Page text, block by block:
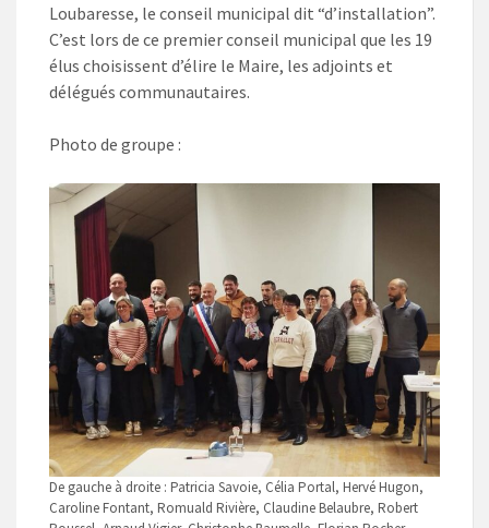
Loubaresse, le conseil municipal dit “d’installation”.
C’est lors de ce premier conseil municipal que les 19
élus choisissent d’élire le Maire, les adjoints et
délégués communautaires.
Photo de groupe :
De gauche à droite : Patricia Savoie, Célia Portal, Hervé Hugon,
Caroline Fontant, Romuald Rivière, Claudine Belaubre, Robert